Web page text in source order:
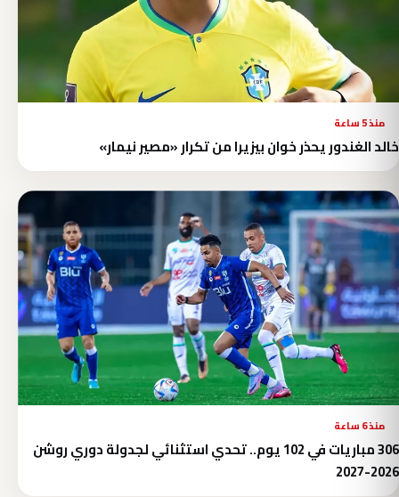
منذ 5 ساعة
خالد الغندور يحذر خوان بيزيرا من تكرار «مصير نيمار»
منذ 6 ساعة
306 مباريات في 102 يوم.. تحدي استثنائي لجدولة دوري روشن
2026-2027